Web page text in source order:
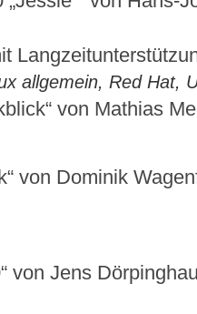
allgemein, Red Hat,
von Mathias
von Dominik
von Jens